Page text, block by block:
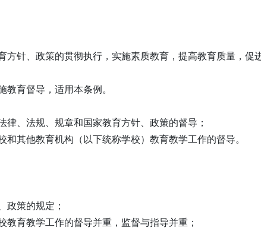
针、政策的贯彻执行，实施素质教育，提高教育质量，促
育督导，适用本条例。
律、法规、规章和国家教育方针、政策的督导；
其他教育机构（以下统称学校）教育教学工作的督导。
政策的规定；
教育教学工作的督导并重，监督与指导并重；